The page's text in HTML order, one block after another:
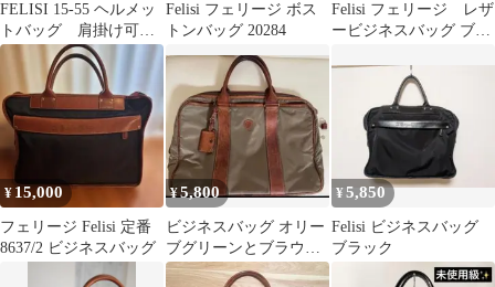
FELISI 15-55 ヘルメッ
トバッグ 肩掛け可
本革 トートバッグ
Felisi フェリージ ボス
トンバッグ 20284
Felisi フェリージ レザ
ービジネスバッグ ブラ
¥ 15,000
フェリージ Felisi 定番
8637/2 ビジネスバッグ
¥5,800
ビジネスバッグ オリー
ブグリーンとブラウン
フェリージ1882 felisi
¥5,850
Felisi ビジネスバッグ
ブラック